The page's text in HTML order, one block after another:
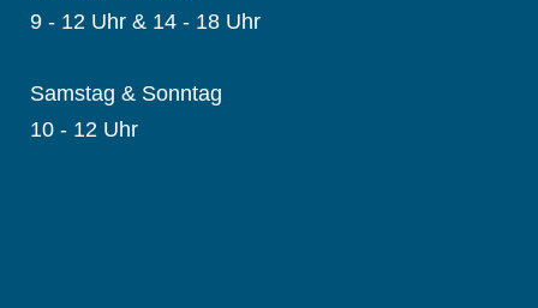
9 - 12 Uhr & 14 - 18 Uhr
Samstag & Sonntag
10 - 12 Uhr